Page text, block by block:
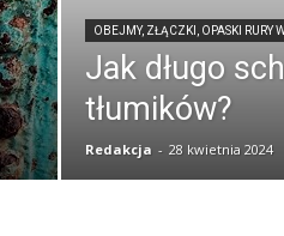
OBEJMY, ZŁĄCZKI, OPASKI RURY
Jak długo
tłumików?
Redakcja - 28 kwietnia 2024